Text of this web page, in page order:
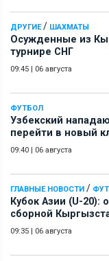
ДРУГИЕ/ ШАХМАТЫ
Осужденные из
турнире СНГ
09:45 06 августа
ФУТБОЛ
Узбекский
перейти в новый
09:40 06 августа
ГЛАВНЫЕ НОВОСТИ /
Кубок Азии (U-20):
сборной
09:35 06 августа